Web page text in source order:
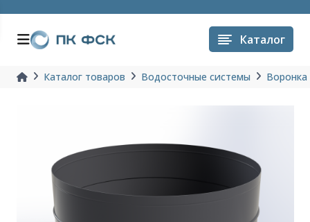
Каталог
Каталог товаров Водосточные системы